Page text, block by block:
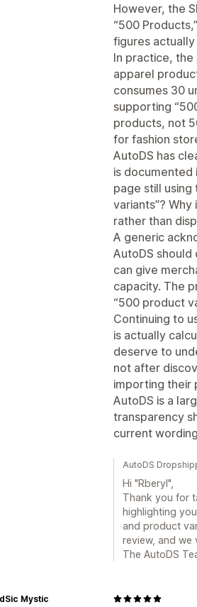
However, the
“500
figures
In practice, the
apparel
consumes 30
supporting
products, not
for fashion
AutoDS has
is documented
page still
variants”?
rather than
A generic
AutoDS
can give
capacity. The
“500 product
Continuing to
is actually
deserve to
not after
importing their
AutoDS is a
transparency
current
AutoDS
Hi "Rberyl",
Thank you for
highlighting
and product
review, and we
The AutoDS
Mystic